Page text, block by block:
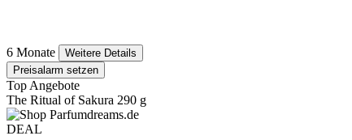
6 Monate
Weitere Details
Preisalarm setzen
Top Angebote
The Ritual of Sakura 290 g
DEAL